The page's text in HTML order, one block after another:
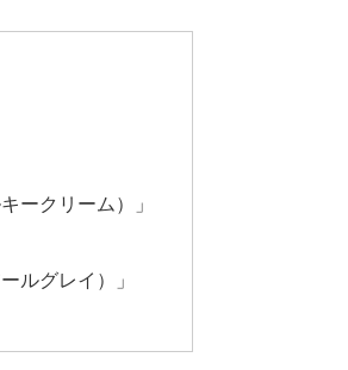
ークリーム）」
ルグレイ）」